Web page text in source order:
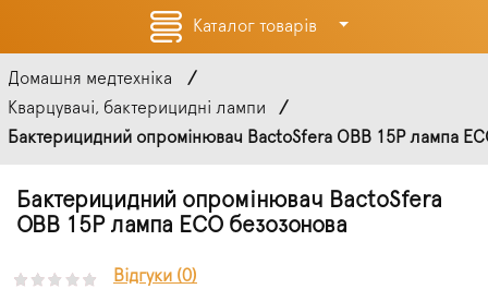
Каталог товарів
Домашня медтехніка
Кварцувачі, бактерицидні лампи
Бактерицидний опромінювач BactoSfera OBB 15P лампа
Бактерицидний опромінювач BactoSfera
OBB 15P лампа ECO безозонова
Відгуки (0)